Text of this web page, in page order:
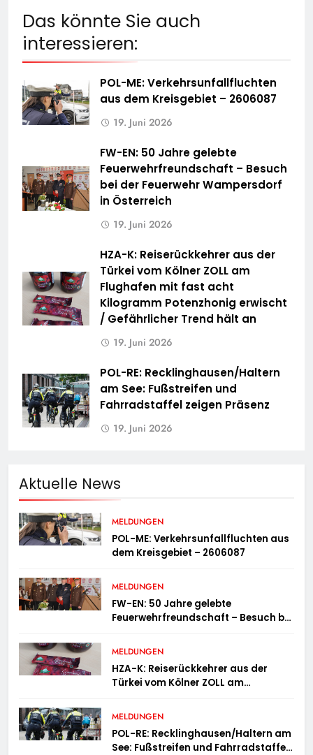
Das könnte Sie auch
interessieren:
POL-ME: Verkehrsunfallfluchten
aus dem Kreisgebiet – 2606087
19. Juni 2026
FW-EN: 50 Jahre gelebte
Feuerwehrfreundschaft – Besuch
bei der Feuerwehr Wampersdorf
in Österreich
19. Juni 2026
HZA-K: Reiserückkehrer aus der
Türkei vom Kölner ZOLL am
Flughafen mit fast acht
Kilogramm Potenzhonig erwischt
/ Gefährlicher Trend hält an
19. Juni 2026
POL-RE: Recklinghausen/Haltern
am See: Fußstreifen und
Fahrradstaffel zeigen Präsenz
19. Juni 2026
Aktuelle News
MELDUNGEN
POL-ME: Verkehrsunfallfluchten aus
dem Kreisgebiet – 2606087
MELDUNGEN
FW-EN: 50 Jahre gelebte
Feuerwehrfreundschaft – Besuch bei
Österreich
MELDUNGEN
HZA-K: Reiserückkehrer aus der
Türkei vom Kölner ZOLL am
Potenzhonig erwischt / Gefährlicher
Trend hält an
MELDUNGEN
POL-RE: Recklinghausen/Haltern am
See: Fußstreifen und Fahrradstaffel